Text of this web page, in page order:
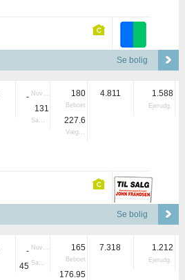
Se bolig
- Nuvær.
131
Samlet
180
Beboet
227.6
Vægtet
4.811 1.588
Ejerudg.
Se bolig
- Nuvær.
45 Samlet
165
Beboet
176.95
7.318 1.212
Ejerudg.